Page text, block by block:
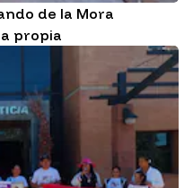
de la Mora
propia